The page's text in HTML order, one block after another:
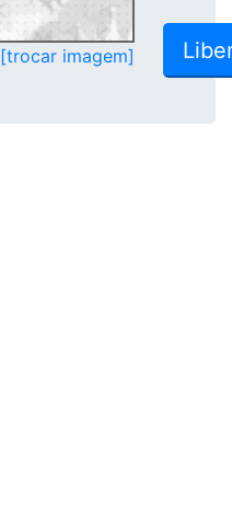
[trocar imagem]